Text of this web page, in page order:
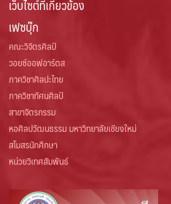
เว็บไซต์ที่เกี่ยวข้อง
เฟซบุ๊ก
คณะวิจิตรศิลป์
วอยซ์ออฟอาร์ตส
ภาควิชาศิลปะไทย
ภาควิชาทัศนศิลป์
สาขาจิตรกรรม
หอศิลปวัฒนธรรม มหาวิทยาลัยเชียงใหม่
สโมสรนักศึกษา
หน่วยวิเทศสัมพันธ์